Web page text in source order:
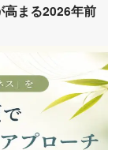
まる2026年前